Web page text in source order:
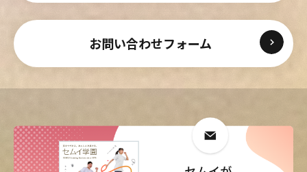
お問い合わせフォーム